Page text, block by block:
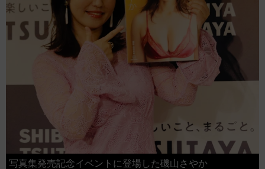
写真集発売記念イベントに登場した磯山さやか